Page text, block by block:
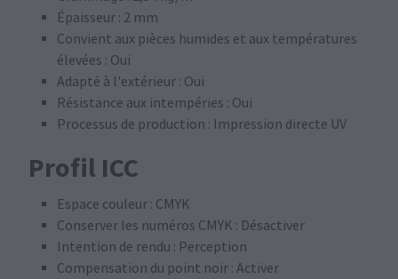
Épaisseur : 2 mm
Convient aux pièces humides et aux températures
élevées : Oui
Adapté à l'extérieur : Oui
Résistance aux intempéries : Oui
Processus de production : Impression directe UV
Profil ICC
Espace couleur : CMYK
Conserver les numéros CMYK : Désactiver
Intention de rendu : Perception
Compensation du point noir : Activer